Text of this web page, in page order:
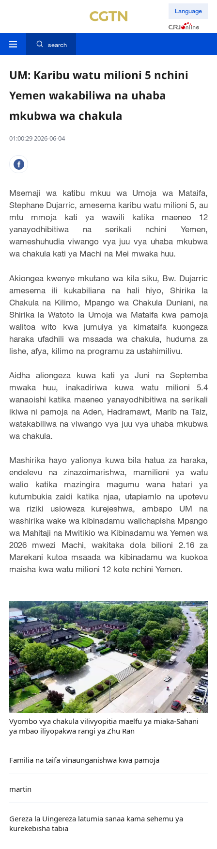
Language
search
UM: Karibu watu milioni 5 nchini
Yemen wakabiliwa na uhaba
mkubwa wa chakula
01:00:29 2026-06-04
Msemaji wa katibu mkuu wa Umoja wa Mataifa,
Stephane Dujarric, amesema karibu watu milioni 5, au
mtu mmoja kati ya wawili katika maeneo 12
yanayodhibitiwa na serikali nchini Yemen,
wameshuhudia viwango vya juu vya uhaba mkubwa
wa chakula kati ya Machi na Mei mwaka huu.
Akiongea kwenye mkutano wa kila siku, Bw. Dujarric
amesema ili kukabiliana na hali hiyo, Shirika la
Chakula na Kilimo, Mpango wa Chakula Duniani, na
Shirika la Watoto la Umoja wa Mataifa kwa pamoja
walitoa wito kwa jumuiya ya kimataifa kuongeza
haraka ufadhili wa msaada wa chakula, huduma za
lishe, afya, kilimo na programu za ustahimilivu.
Aidha aliongeza kuwa kati ya Juni na Septemba
mwaka huu, inakadiriwa kuwa watu milioni 5.4
wanaoishi katika maeneo yanayodhibitiwa na serikali
ikiwa ni pamoja na Aden, Hadramawt, Marib na Taiz,
watakabiliwa na viwango vya juu vya uhaba mkubwa
wa chakula.
Mashirika hayo yalionya kuwa bila hatua za haraka,
endelevu na zinazoimarishwa, mamilioni ya watu
walio katika mazingira magumu wana hatari ya
kutumbukia zaidi katika njaa, utapiamlo na upotevu
wa riziki usioweza kurejeshwa, ambapo UM na
washirika wake wa kibinadamu walichapisha Mpango
wa Mahitaji na Mwitikio wa Kibinadamu wa Yemen wa
2026 mwezi Machi, wakitaka dola bilioni 2.16 za
Marekani kutoa msaada wa kibinadamu wa kuokoa
maisha kwa watu milioni 12 kote nchini Yemen.
Vyombo vya chakula vilivyopitia maelfu ya miaka-Sahani
ya mbao iliyopakwa rangi ya Zhu Ran
Familia na taifa vinaunganishwa kwa pamoja
martin
Gereza la Uingereza latumia sanaa kama sehemu ya
kurekebisha tabia